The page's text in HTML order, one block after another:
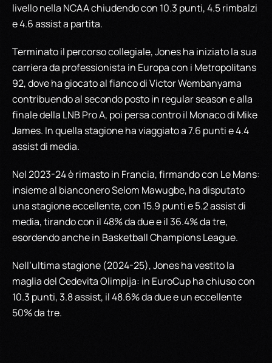
livello nella NCAA chiudendo con 10.3 punti, 4.5 rimbalzi
e 4.6 assist a partita.
Terminato il percorso collegiale, Jones ha iniziato la sua
carriera da professionista in Europa con i Metropolitans
92, dove ha giocato al fianco di Victor Wembanyama
contribuendo al secondo posto in regular season e alla
finale della LNB Pro A, poi persa contro il Monaco di Mike
James. In quella stagione ha viaggiato a 7.6 punti e 4.4
assist di media.
Nel 2023-24 è rimasto in Francia, firmando con Le Mans:
insieme al bianconero Selom Mawugbe, ha disputato
una stagione eccellente, con 15.9 punti e 5.2 assist di
media, tirando con il 48% da due e il 36.4% da tre,
esordendo anche in Basketball Champions League.
Nell’ultima stagione (2024-25), Jones ha vestito la
maglia del Cedevita Olimpija: in EuroCup ha chiuso con
10.3 punti, 3.8 assist, il 48.6% da due e un eccellente
50% da tre.